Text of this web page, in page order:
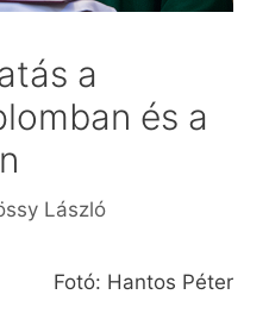
a
és a
László
Fotó: Hantos Péter